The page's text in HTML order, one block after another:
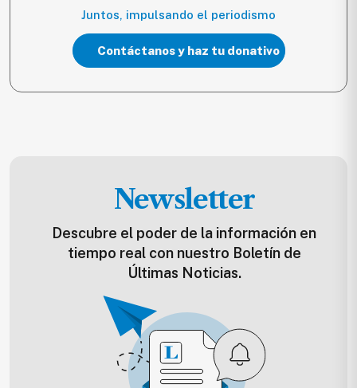
Juntos, impulsando el periodismo
Contáctanos y haz tu donativo
Newsletter
Descubre el poder de la información en
tiempo real con nuestro Boletín de
Últimas Noticias.